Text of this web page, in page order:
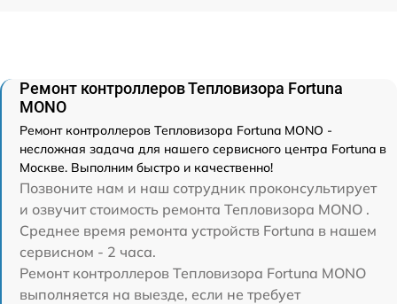
Ремонт контроллеров Тепловизора Fortuna
MONO
Ремонт контроллеров Тепловизора Fortuna MONO -
несложная задача для нашего сервисного центра Fortuna в
Москве. Выполним быстро и качественно!
Позвоните нам и наш сотрудник проконсультирует
и озвучит стоимость ремонта Тепловизора MONO .
Среднее время ремонта устройств Fortuna в нашем
сервисном - 2 часа.
Ремонт контроллеров Тепловизора Fortuna MONO
выполняется на выезде, если не требует